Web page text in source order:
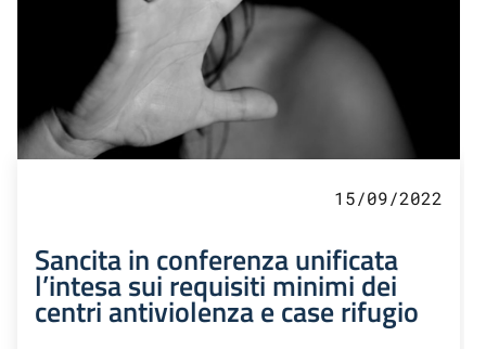
15/09/2022
Sancita in conferenza unificata
l’intesa sui requisiti minimi dei
centri antiviolenza e case rifugio